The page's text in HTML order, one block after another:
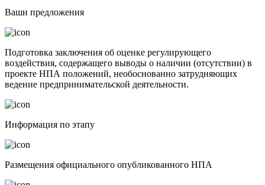
Ваши предложения
Подготовка заключения об оценке регулирующего
воздействия, содержащего выводы о наличии (отсутствии) в
проекте НПА положений, необоснованно затрудняющих
ведение предпринимательской деятельности.
Информация по этапу
Размещения официального опубликованного НПА